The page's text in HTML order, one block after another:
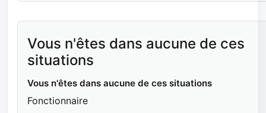
Vous n'êtes dans aucune de ces
situations
Vous n'êtes dans aucune de ces situations
Fonctionnaire